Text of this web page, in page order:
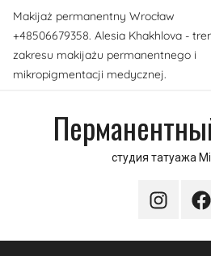
Перейти
содержимому
Makijaż permanentny Wrocław
+48506679358. Alesia Khakhlova -
zakresu makijażu permanentnego i
mikropigmentacji medycznej.
студия татуажа
Instagram